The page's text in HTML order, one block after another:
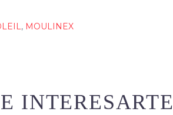
, MOULINEX
INTERESARTE